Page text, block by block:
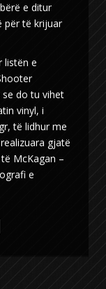
e ditur
për të krijuar
listën e
se do tu vihet
vinyl, i
të lidhur me
gjatë
McKagan –
e